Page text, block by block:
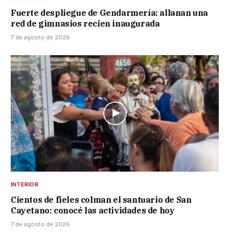
Fuerte despliegue de Gendarmería: allanan una
red de gimnasios recien inaugurada
7 de agosto de 2026
INTERIOR
Cientos de fieles colman el santuario de San
Cayetano: conocé las actividades de hoy
7 de agosto de 2026